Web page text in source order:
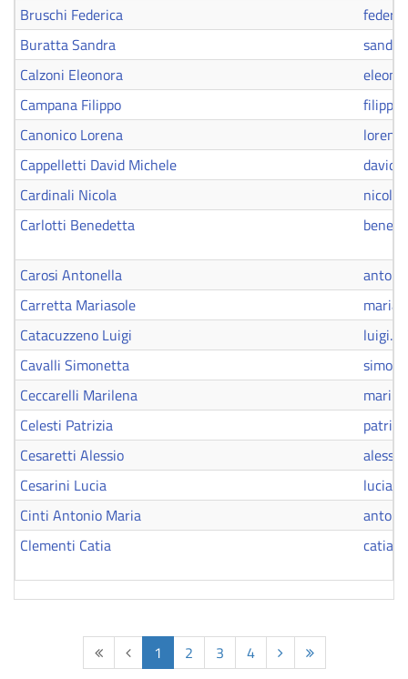
Bruschi Federica
Buratta Sandra
Calzoni Eleonora
Campana Filippo
Canonico Lorena
Cappelletti David Michele
Cardinali Nicola
Carlotti Benedetta
Carosi Antonella
Carretta Mariasole
Catacuzzeno Luigi
Cavalli Simonetta
Ceccarelli Marilena
Celesti Patrizia
Cesaretti Alessio
Cesarini Lucia
Cinti Antonio Maria
Clementi Catia
1 2 3 4